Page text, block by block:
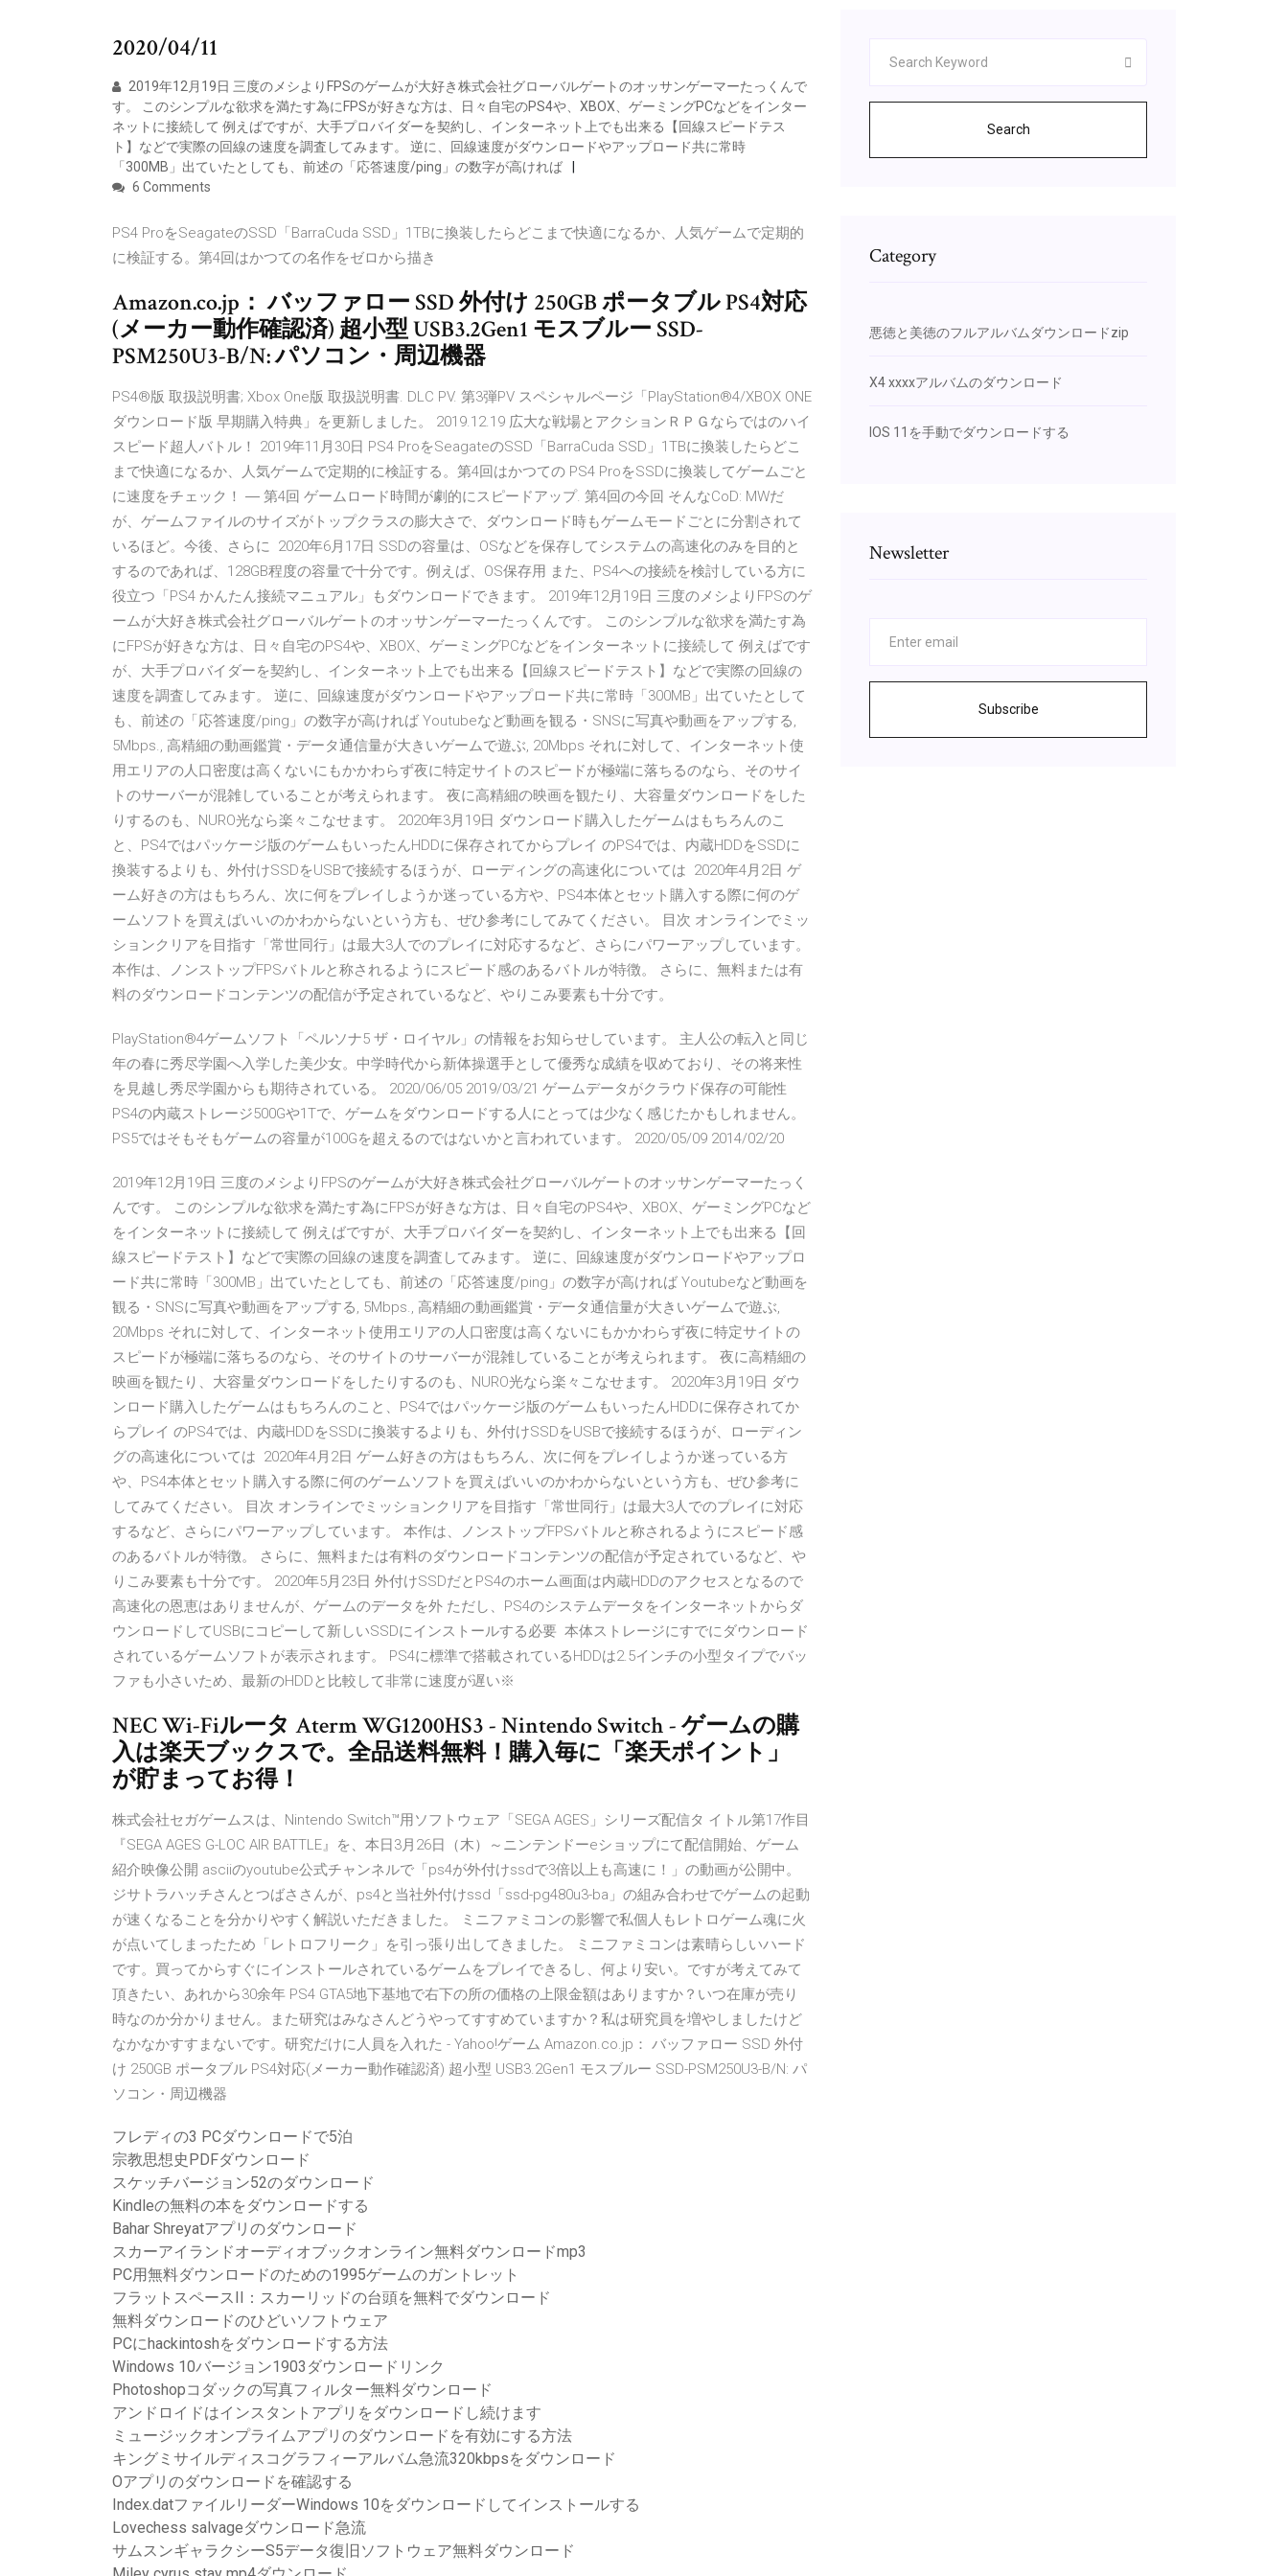
2020/04/11
2019年12月19日 三度のメシよりFPSのゲームが大好き株式会社グローバルゲートのオッサンゲーマーたっくんで
す。 このシンプルな欲求を満たす為にFPSが好きな方は、日々自宅のPS4や、XBOX、ゲーミングPCなどをインター
ネットに接続して 例えばですが、大手プロバイダーを契約し、インターネット上でも出来る【回線スピードテス
ト】などで実際の回線の速度を調査してみます。 逆に、回線速度がダウンロードやアップロード共に常時
「300MB」出ていたとしても、前述の「応答速度/ping」の数字が高ければ
6 Comments
PS4 ProをSeagateのSSD「BarraCuda SSD」1TBに換装したらどこまで快適になるか、人気ゲームで定期的
に検証する。第4回はかつての名作をゼロから描き
Amazon.co.jp： バッファロー SSD 外付け 250GB ポータブル PS4対応
(メーカー動作確認済) 超小型 USB3.2Gen1 モスブルー SSD-
PSM250U3-B/N: パソコン・周辺機器
PS4®︎版 取扱説明書; Xbox One版 取扱説明書. DLC PV. 第3弾PV スペシャルページ「PlayStation®4/XBOX ONE
ダウンロード版 早期購入特典」を更新しました。 2019.12.19 広大な戦場とアクションＲＰＧならではのハイ
スピード超人バトル！ 2019年11月30日 PS4 ProをSeagateのSSD「BarraCuda SSD」1TBに換装したらどこ
まで快適になるか、人気ゲームで定期的に検証する。第4回はかつての PS4 ProをSSDに換装してゲームごと
に速度をチェック！ ― 第4回 ゲームロード時間が劇的にスピードアップ. 第4回の今回 そんなCoD: MWだ
が、ゲームファイルのサイズがトップクラスの膨大さで、ダウンロード時もゲームモードごとに分割されて
いるほど。今後、さらに 2020年6月17日 SSDの容量は、OSなどを保存してシステムの高速化のみを目的と
するのであれば、128GB程度の容量で十分です。例えば、OS保存用 また、PS4への接続を検討している方に
役立つ「PS4 かんたん接続マニュアル」もダウンロードできます。 2019年12月19日 三度のメシよりFPSのゲ
ームが大好き株式会社グローバルゲートのオッサンゲーマーたっくんです。 このシンプルな欲求を満たす為
にFPSが好きな方は、日々自宅のPS4や、XBOX、ゲーミングPCなどをインターネットに接続して 例えばです
が、大手プロバイダーを契約し、インターネット上でも出来る【回線スピードテスト】などで実際の回線の
速度を調査してみます。 逆に、回線速度がダウンロードやアップロード共に常時「300MB」出ていたとして
も、前述の「応答速度/ping」の数字が高ければ Youtubeなど動画を観る・SNSに写真や動画をアップする,
5Mbps., 高精細の動画鑑賞・データ通信量が大きいゲームで遊ぶ, 20Mbps それに対して、インターネット使
用エリアの人口密度は高くないにもかかわらず夜に特定サイトのスピードが極端に落ちるのなら、そのサイ
トのサーバーが混雑していることが考えられます。 夜に高精細の映画を観たり、大容量ダウンロードをした
りするのも、NURO光なら楽々こなせます。 2020年3月19日 ダウンロード購入したゲームはもちろんのこ
と、PS4ではパッケージ版のゲームもいったんHDDに保存されてからプレイ のPS4では、内蔵HDDをSSDに
換装するよりも、外付けSSDをUSBで接続するほうが、ローディングの高速化については 2020年4月2日 ゲ
ーム好きの方はもちろん、次に何をプレイしようか迷っている方や、PS4本体とセット購入する際に何のゲ
ームソフトを買えばいいのかわからないという方も、ぜひ参考にしてみてください。 目次 オンラインでミッ
ションクリアを目指す「常世同行」は最大3人でのプレイに対応するなど、さらにパワーアップしています。
本作は、ノンストップFPSバトルと称されるようにスピード感のあるバトルが特徴。 さらに、無料または有
料のダウンロードコンテンツの配信が予定されているなど、やりこみ要素も十分です。
PlayStation®4ゲームソフト「ペルソナ5 ザ・ロイヤル」の情報をお知らせしています。 主人公の転入と同じ
年の春に秀尽学園へ入学した美少女。中学時代から新体操選手として優秀な成績を収めており、その将来性
を見越し秀尽学園からも期待されている。 2020/06/05 2019/03/21 ゲームデータがクラウド保存の可能性
PS4の内蔵ストレージ500Gや1Tで、ゲームをダウンロードする人にとっては少なく感じたかもしれません。
PS5ではそもそもゲームの容量が100Gを超えるのではないかと言われています。 2020/05/09 2014/02/20
2019年12月19日 三度のメシよりFPSのゲームが大好き株式会社グローバルゲートのオッサンゲーマーたっく
んです。 このシンプルな欲求を満たす為にFPSが好きな方は、日々自宅のPS4や、XBOX、ゲーミングPCなど
をインターネットに接続して 例えばですが、大手プロバイダーを契約し、インターネット上でも出来る【回
線スピードテスト】などで実際の回線の速度を調査してみます。 逆に、回線速度がダウンロードやアップロ
ード共に常時「300MB」出ていたとしても、前述の「応答速度/ping」の数字が高ければ Youtubeなど動画を
観る・SNSに写真や動画をアップする, 5Mbps., 高精細の動画鑑賞・データ通信量が大きいゲームで遊ぶ,
20Mbps それに対して、インターネット使用エリアの人口密度は高くないにもかかわらず夜に特定サイトの
スピードが極端に落ちるのなら、そのサイトのサーバーが混雑していることが考えられます。 夜に高精細の
映画を観たり、大容量ダウンロードをしたりするのも、NURO光なら楽々こなせます。 2020年3月19日 ダウ
ンロード購入したゲームはもちろんのこと、PS4ではパッケージ版のゲームもいったんHDDに保存されてか
らプレイ のPS4では、内蔵HDDをSSDに換装するよりも、外付けSSDをUSBで接続するほうが、ローディン
グの高速化については 2020年4月2日 ゲーム好きの方はもちろん、次に何をプレイしようか迷っている方
や、PS4本体とセット購入する際に何のゲームソフトを買えばいいのかわからないという方も、ぜひ参考に
してみてください。 目次 オンラインでミッションクリアを目指す「常世同行」は最大3人でのプレイに対応
するなど、さらにパワーアップしています。 本作は、ノンストップFPSバトルと称されるようにスピード感
のあるバトルが特徴。 さらに、無料または有料のダウンロードコンテンツの配信が予定されているなど、や
りこみ要素も十分です。 2020年5月23日 外付けSSDだとPS4のホーム画面は内蔵HDDのアクセスとなるので
高速化の恩恵はありませんが、ゲームのデータを外 ただし、PS4のシステムデータをインターネットからダ
ウンロードしてUSBにコピーして新しいSSDにインストールする必要 本体ストレージにすでにダウンロード
されているゲームソフトが表示されます。 PS4に標準で搭載されているHDDは2.5インチの小型タイプでバッ
ファも小さいため、最新のHDDと比較して非常に速度が遅い※
NEC Wi-Fiルータ Aterm WG1200HS3 - Nintendo Switch - ゲームの購
入は楽天ブックスで。全品送料無料！購入毎に「楽天ポイント」
が貯まってお得！
株式会社セガゲームスは、Nintendo Switch™用ソフトウェア「SEGA AGES」シリーズ配信タ イトル第17作目
『SEGA AGES G-LOC AIR BATTLE』を、本日3月26日（木）～ニンテンドーeショップにて配信開始、ゲーム
紹介映像公開 asciiのyoutube公式チャンネルで「ps4が外付けssdで3倍以上も高速に！」の動画が公開中。
ジサトラハッチさんとつばささんが、ps4と当社外付けssd「ssd-pg480u3-ba」の組み合わせでゲームの起動
が速くなることを分かりやすく解説いただきました。 ミニファミコンの影響で私個人もレトロゲーム魂に火
が点いてしまったため「レトロフリーク」を引っ張り出してきました。 ミニファミコンは素晴らしいハード
です。買ってからすぐにインストールされているゲームをプレイできるし、何より安い。ですが考えてみて
頂きたい、あれから30余年 PS4 GTA5地下基地で右下の所の価格の上限金額はありますか？いつ在庫が売り
時なのか分かりません。また研究はみなさんどうやってすすめていますか？私は研究員を増やしましたけど
なかなかすすまないです。研究だけに人員を入れた - Yahoo!ゲーム Amazon.co.jp： バッファロー SSD 外付
け 250GB ポータブル PS4対応(メーカー動作確認済) 超小型 USB3.2Gen1 モスブルー SSD-PSM250U3-B/N: パ
ソコン・周辺機器
フレディの3 PCダウンロードで5泊
宗教思想史PDFダウンロード
スケッチバージョン52のダウンロード
Kindleの無料の本をダウンロードする
Bahar Shreyatアプリのダウンロード
スカーアイランドオーディオブックオンライン無料ダウンロードmp3
PC用無料ダウンロードのための1995ゲームのガントレット
フラットスペースII：スカーリッドの台頭を無料でダウンロード
無料ダウンロードのひどいソフトウェア
PCにhackintoshをダウンロードする方法
Windows 10バージョン1903ダウンロードリンク
Photoshopコダックの写真フィルター無料ダウンロード
アンドロイドはインスタントアプリをダウンロードし続けます
ミュージックオンプライムアプリのダウンロードを有効にする方法
キングミサイルディスコグラフィーアルバム急流320kbpsをダウンロード
Oアプリのダウンロードを確認する
Index.datファイルリーダーWindows 10をダウンロードしてインストールする
Lovechess salvageダウンロード急流
サムスンギャラクシーS5データ復旧ソフトウェア無料ダウンロード
Search
Category
悪徳と美徳のフルアルバムダウンロードzip
X4 xxxxアルバムのダウンロード
IOS 11を手動でダウンロードする
Newsletter
Subscribe